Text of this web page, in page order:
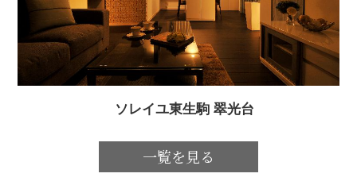
ソレイユ東生駒 翠光台
一覧を見る